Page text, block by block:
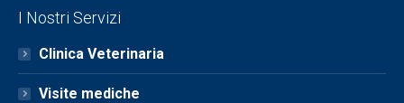
I Nostri Servizi
Clinica Veterinaria
Visite mediche